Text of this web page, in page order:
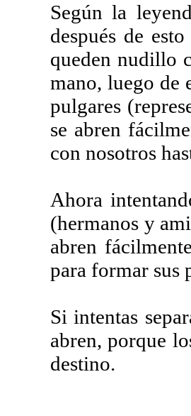
Según la
después de
queden nudillo
mano, luego de
pulgares
se abren
con nosotros
Ahora
(hermanos y
abren
para formar sus
Si intentas
abren, porque
destino.